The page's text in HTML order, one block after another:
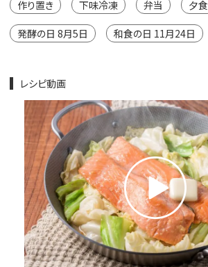
作り置き 下味冷凍 弁当 夕食
発酵の日 8月5日 和食の日 11月24日
レシピ動画